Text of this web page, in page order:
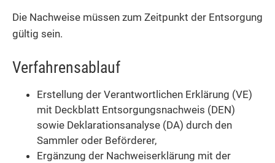
Die Nachweise müssen zum Zeitpunkt der Entsorgung
gültig sein.
Verfahrensablauf
Erstellung der Verantwortlichen Erklärung (VE)
mit Deckblatt Entsorgungsnachweis (DEN)
sowie Deklarationsanalyse (DA) durch den
Sammler oder Beförderer,
Ergänzung der Nachweiserklärung mit der